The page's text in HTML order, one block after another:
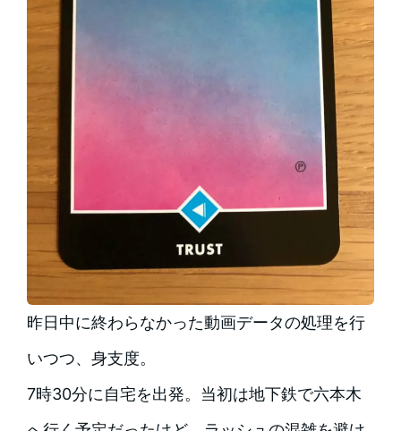
昨日中に終わらなかった動画データの処理を行
いつつ、身支度。
7時30分に自宅を出発。当初は地下鉄で六本木